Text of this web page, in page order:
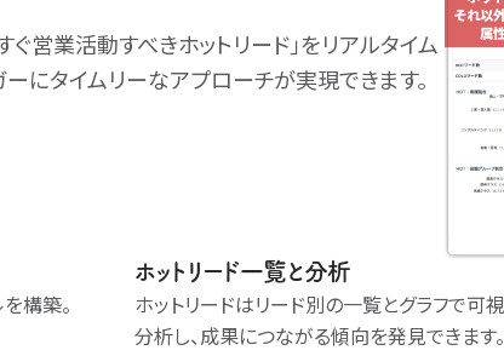
ぐ営業活動すべきホットリード｣をリアルタイム
にタイムリーなアプローチが実現できます。
構築。
ホットリード一覧と分析
ホットリードはリード別の一覧とグラフで可
分析し、成果につながる傾向を発見できます。